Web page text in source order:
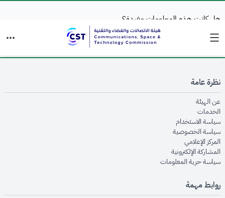
هل كانت هذه المعلومات مفيدة؟
نظرة عامة
عن الهيئةopens in new window
الخدماتopens in new window
سياسة الاستخدام
سياسة الخصوصيةopens in new window
المركز الإعلاميopens in new window
المشاركة الإلكترونيةopens in new window
سياسة حرية المعلوماتopens in new window
روابط مهمة